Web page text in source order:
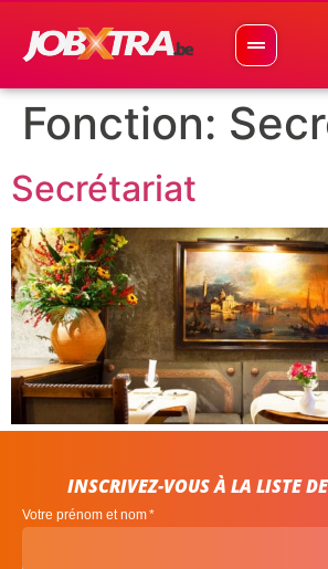
Fonction:
Secrétariat
INSCRIVEZ-VOUS À LA LISTE
Votre prénom et nom